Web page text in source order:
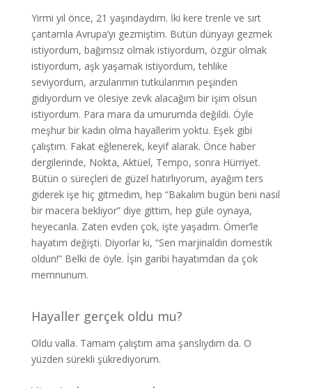
Yirmi yıl önce, 21 yaşındaydım. İki kere trenle ve sırt
çantamla Avrupa’yı gezmiştim. Bütün dünyayı gezmek
istiyordum, bağımsız olmak istiyordum, özgür olmak
istiyordum, aşk yaşamak istiyordum, tehlike
seviyordum, arzularımın tutkularımın peşinden
gidiyordum ve ölesiye zevk alacağım bir işim olsun
istiyordum. Para mara da umurumda değildi. Öyle
meşhur bir kadın olma hayallerim yoktu. Eşek gibi
çalıştım. Fakat eğlenerek, keyif alarak. Önce haber
dergilerinde, Nokta, Aktüel, Tempo, sonra Hürriyet.
Bütün o süreçleri de güzel hatırlıyorum, ayağım ters
giderek işe hiç gitmedim, hep “Bakalım bugün beni nasıl
bir macera bekliyor” diye gittim, hep güle oynaya,
heyecanla. Zaten evden çok, işte yaşadım. Ömer’le
hayatım değişti. Diyorlar ki, “Sen marjinaldin domestik
oldun!” Belki de öyle. İşin garibi hayatımdan da çok
memnunum.
Hayaller gerçek oldu mu?
Oldu valla. Tamam çalıştım ama şanslıydım da. O
yüzden sürekli şükrediyorum.